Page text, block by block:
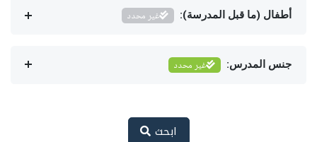
أطفال (ما قبل المدرسة): غير محدد
جنس المدرس: غير محدد
ابحث